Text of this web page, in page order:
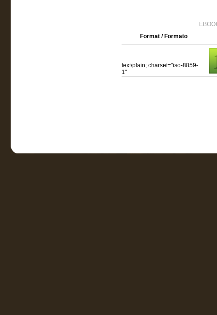
Format / Formato
text/plain; charset="iso-8859-
1"